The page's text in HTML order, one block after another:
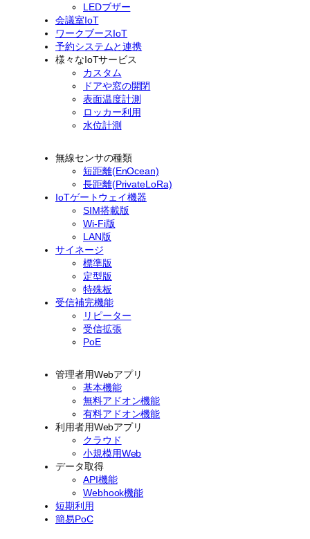
LEDブザー
会議室IoT
ワークブースIoT
予約システムと連携
様々なIoTサービス
カスタム
ドアや窓の開閉
表面温度計測
ロッカー利用
水位計測
無線センサの種類
短距離(EnOcean)
長距離(PrivateLoRa)
IoTゲートウェイ機器
SIM搭載版
Wi-Fi版
LAN版
サイネージ
標準版
定型版
特殊板
受信補完機能
リピーター
受信拡張
PoE
管理者用Webアプリ
基本機能
無料アドオン機能
有料アドオン機能
利用者用Webアプリ
クラウド
小規模用Web
データ取得
API機能
Webhook機能
短期利用
簡易PoC